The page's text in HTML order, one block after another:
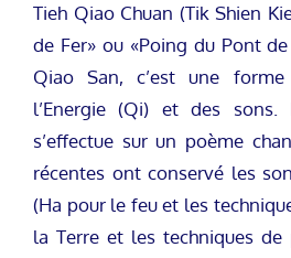
Tieh Qiao Chuan (Tik Shien
de Fer» ou «Poing du Pont
Qiao San, c’est une
l’Energie (Qi) et des sons.
s’effectue sur un poème
récentes ont conservé les
(Ha pour le feu et les
la Terre et les techniques